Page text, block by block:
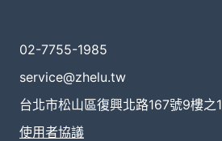
02-7755-1985
service@zhelu.tw
台北市松山區復興北路167號9樓之1
使用者協議